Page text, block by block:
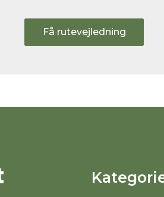
Få rutevejledning